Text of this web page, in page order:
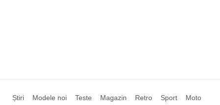
Știri Modele noi Teste Magazin Retro Sport Moto